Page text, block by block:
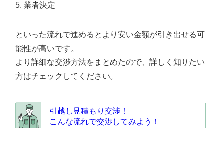
業者決定
といった流れで進めるとより安い金額が引き出せる可
能性が高いです。
より詳細な交渉方法をまとめたので、詳しく知りたい
方はチェックしてください。
引越し見積もり交渉！
こんな流れで交渉してみよう！